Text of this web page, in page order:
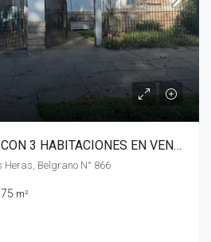
CASA A RESTAURAR CON 3 HABITACIONES EN VENTA, GENERAL LAS HERAS
Heras, Belgrano N° 866
m²